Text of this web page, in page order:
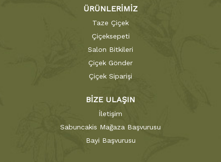
ÜRÜNLERİMİZ
Taze Çiçek
Çiçeksepeti
Salon Bitkileri
Çiçek Gönder
Çiçek Siparişi
BİZE ULAŞIN
İletişim
Sabuncakis Mağaza Başvurusu
Bayi Başvurusu